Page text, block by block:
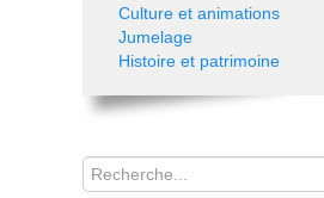
Culture et animations
Jumelage
Histoire et patrimoine
Rechercher